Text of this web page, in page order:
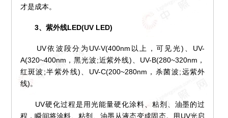
才是成本。
3、紫外线LED(UV LED)
UV依波段分为UV-V(400nm以上，可见光)、UV-
A(320~400nm，黑光波;近紫外线)、UV-B(280~320nm，
红斑波;半紫外线)、UV-C(200~280nm，杀菌波;远紫外
线)。
UV硬化过程是用光能量硬化涂料、粘剂、油墨的过
程，瞬间将涂料、粘剂、油墨从液态变成固态。用UV光启